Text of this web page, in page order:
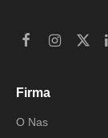
Firma
O Nas